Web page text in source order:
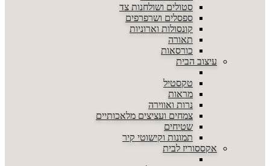
סטולים ושולחנות צד
ספסלים ושרפרפים
קונסולות וארוניות
תאורה
כורסאות
עיצוב הבית
טקסטיל
מראות
נרות ואווירה
צמחים ועציצים מלאכותיים
שטיחים
תמונות וקישוטי קיר
אקססוריז לבית